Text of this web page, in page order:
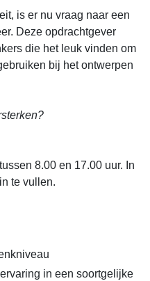
is er nu vraag naar een
Deze opdrachtgever
die het leuk vinden om
bij het ontwerpen
8.00 en 17.00 uur. In
te vullen.
in een soortgelijke